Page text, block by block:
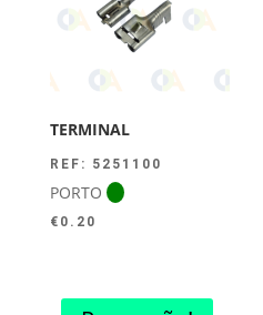
TERMINAL
REF: 5251100
PORTO
€ 0.20